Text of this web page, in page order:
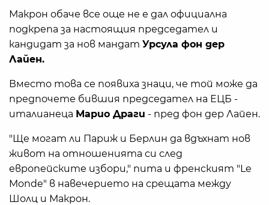
Макрон обаче все още не е дал официална
подкрепа за настоящия председател и
кандидат за нов мандат Урсула фон дер
Лайен.
Вместо това се появиха знаци, че той може да
предпочете бившия председател на ЕЦБ -
италианеца Марио Драги - пред фон дер Лайен.
"Ще могат ли Париж и Берлин да вдъхнат нов
живот на отношенията си след
европейските избори," пита и френският "Le
Monde" в навечерието на срещата между
Шолц и Макрон.